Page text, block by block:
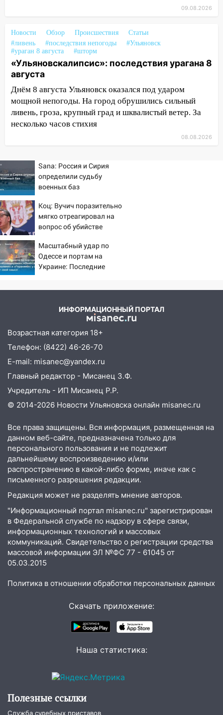
готов, ещё два — почти завершены
17:00 «Ульяновскалипсис»: последствия
урагана 8 августа
16:38 Прогноз погоды в Ульяновской
области на 9 августа
16:34
Из-за мощной непогоды в
Ульяновске отменили фестиваль «Наше
Ульяновской области намолотил более
100 тысяч тонн зерна
15:17
В колледжи и техникумы
Ульяновской области подали более 10
тысяч заявлений
15:04
Фоторепортаж с улиц Ульяновска
после шторма: поваленные деревья и
затопленные улицы
14:28
Ураган вырвал остановку на улице
пытаются расчистить ливнёвки, не
дождавшись коммунальщиков
14:16
Шторм продолжает ломать город:
на улице Любови Шевцовой рухнул
светофор
14:14 Студента из Ульяновска обманули
мошенники под видом преподавателя
14:12 Куда жаловаться ульяновцам на
после непогоды
13:59 В Новом городе ураганным
ветром сорвало опалубку со
строящегося дома
13:54
В мэрии Ульяновска рассказали,
как устраняют последствия мощного
шторма
13:49 Стихия продолжает крушить
Ульяновск: дерево рухнуло на дом на
Орджоникидзе
ветром вырвало дерево с корнем
Сильный ветер сорвал крышу с
СТО на проспекте Созидателей
Непогода продолжает бить по
сошёл с рельсов
Упавшие деревья перекрыли
дороги в Ульяновске: фото
13:17 Непогода в Ульяновске не
закончится сегодня: сильные ливни
09.08.2026
Новости Обзор Происшествия
Статьи
#ливень
#последствия непогоды
#Ульяновск
#ураган 8 августа
#шторм
«Ульяновскалипсис»: последствия урагана 8
августа
Днём 8 августа Ульяновск оказался под ударом
мощной непогоды. На город обрушились сильный
ливень, гроза, крупный град и шквалистый ветер. За
несколько часов стихия
08.08.2026
Sana: Россия и Сирия
определили судьбу
военных баз
Коц: Вучич поразительно
мягко отреагировал на
вопрос об убийстве
Масштабный удар по
Одессе и портам на
Украине: Последние
ИНФОРМАЦИОННЫЙ ПОРТАЛ
Возрастная категория 18+
Телефон: (8422) 46-26-70
E-mail: misanec@yandex.ru
Главный редактор - Мисанец З.Ф.
Учредитель - ИП Мисанец Р.Р.
© 2014-2026 Новости Ульяновска онлайн misanec.ru
Все права защищены. Вся информация, размещенная на
данном веб-сайте, предназначена только для
персонального пользования и не подлежит
дальнейшему воспроизведению и/или
распространению в какой-либо форме, иначе как с
письменного разрешения редакции.
Редакция может не разделять мнение авторов.
"Информационный портал misanec.ru" зарегистрирован
в Федеральной службе по надзору в сфере связи,
информационных технологий и массовых
коммуникаций. Свидетельство о регистрации средства
массовой информации ЭЛ №ФС 77 - 61045 от
05.03.2015
Политика в отношении обработки персональных данных
Скачать приложение:
Наша статистика:
Полезные ссылки
Служба судебных приставов